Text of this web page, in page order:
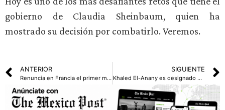
gobierno de Claudia Sheinbaum, quien ha
mostrado su decisión por combatirlo. Veremos.
ANTERIOR
Renuncia en Francia el primer ministro tras presentar gabinete
SIGUIENTE
Khaled El-Anany es designado para dirigir la Unesco